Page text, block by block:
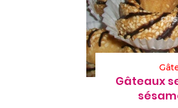
Gâteaux